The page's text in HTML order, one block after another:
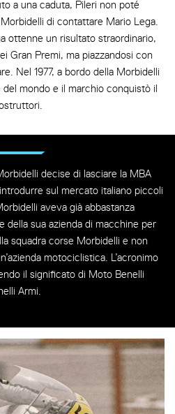
a una caduta, Pileri non poté
di contattare Mario Lega.
ottenne un risultato straordinario,
Gran Premi, ma piazzandosi con
Nel 1977, a bordo della Morbidelli
mondo e il marchio conquistò il
decise di lasciare la MBA
sul mercato italiano piccoli
aveva già abbastanza
della sua azienda di macchine per
squadra corse Morbidelli e non
motociclistica. L’acronimo
il significato di Moto Benelli
Armi.